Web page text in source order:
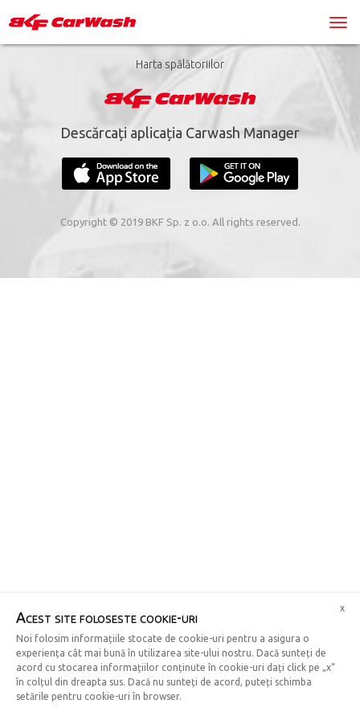
Harta spălătoriilor
Descărcați aplicația Carwash Manager
Copyright © 2019 BKF Sp. z o.o. All rights reserved.
Acest site foloseste cookie-uri
Noi folosim informațiile stocate de cookie-uri pentru a asigura o
experiența cât mai bună în utilizarea site-ului nostru. Dacă sunteți de
acord cu stocarea informațiilor conținute în cookie-uri dați click pe „x“
în colțul din dreapta sus. Dacă nu sunteți de acord, puteți schimba
setările pentru cookie-uri în browser.
x